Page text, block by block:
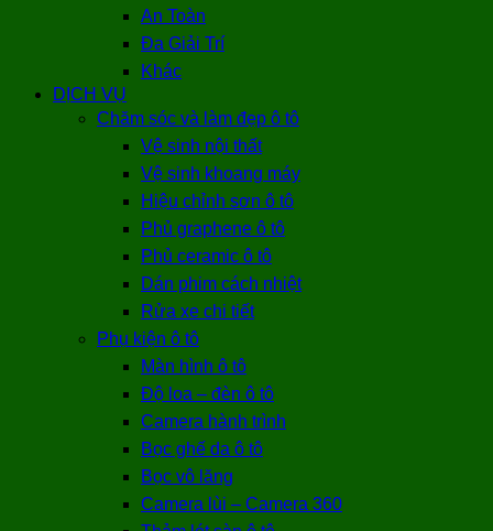
An Toàn
Đa Giải Trí
Khác
DỊCH VỤ
Chăm sóc và làm đẹp ô tô
Vệ sinh nội thất
Vệ sinh khoang máy
Hiệu chỉnh sơn ô tô
Phủ graphene ô tô
Phủ ceramic ô tô
Dán phim cách nhiệt
Rửa xe chi tiết
Phụ kiện ô tô
Màn hình ô tô
Độ loa – đèn ô tô
Camera hành trình
Bọc ghế da ô tô
Bọc vô lăng
Camera lùi – Camera 360